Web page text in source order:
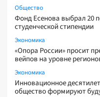
Общество
Фонд Есенова выбрал 20
студенческой стипендии
Экономика
«Опора России» просит
вейпов на уровне
Экономика
Инновационное
общество формируют